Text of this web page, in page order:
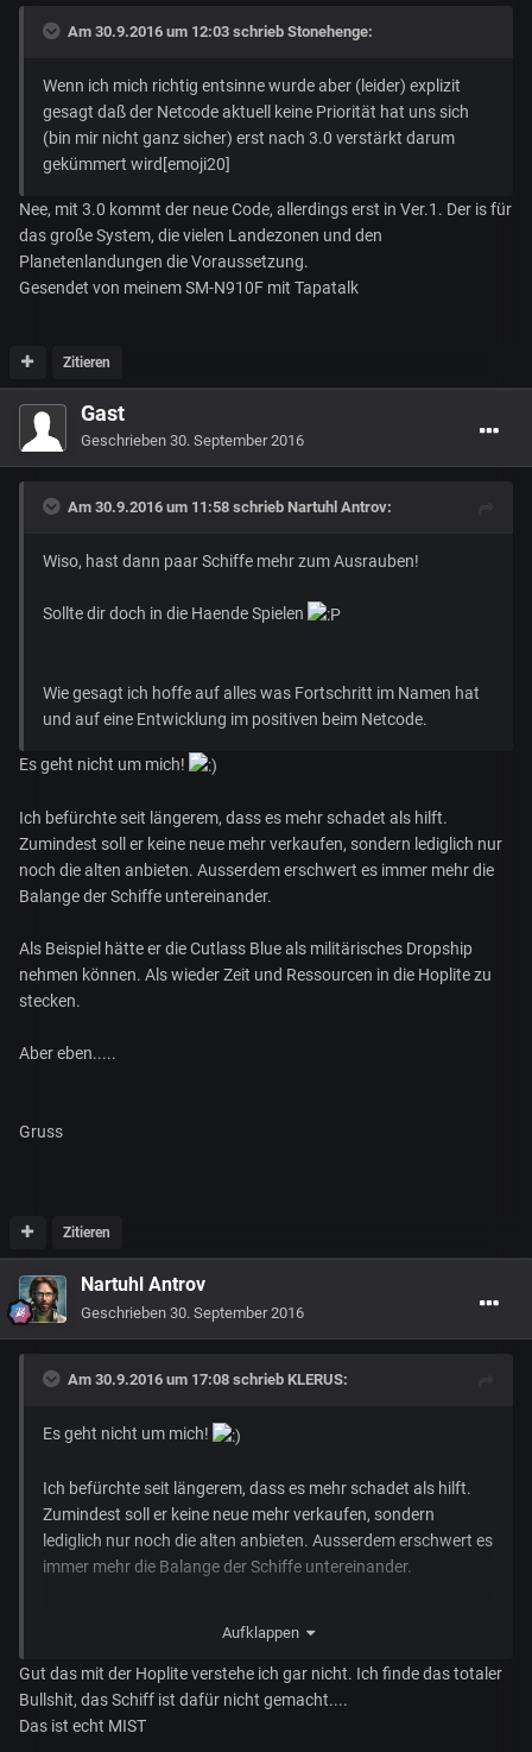
Am 30.9.2016 um 12:03 schrieb Stonehenge:
Wenn ich mich richtig entsinne wurde aber (leider) explizit
gesagt daß der Netcode aktuell keine Priorität hat uns sich
(bin mir nicht ganz sicher) erst nach 3.0 verstärkt darum
gekümmert wird[emoji20]
Nee, mit 3.0 kommt der neue Code, allerdings erst in Ver.1. Der is für
das große System, die vielen Landezonen und den
Planetenlandungen die Voraussetzung.
Gesendet von meinem SM-N910F mit Tapatalk
Zitieren
Gast
Geschrieben 30. September 2016
Am 30.9.2016 um 11:58 schrieb Nartuhl Antrov:
Wiso, hast dann paar Schiffe mehr zum Ausrauben!
Sollte dir doch in die Haende Spielen
Wie gesagt ich hoffe auf alles was Fortschritt im Namen hat
und auf eine Entwicklung im positiven beim Netcode.
Es geht nicht um mich!
Ich befürchte seit längerem, dass es mehr schadet als hilft.
Zumindest soll er keine neue mehr verkaufen, sondern lediglich nur
noch die alten anbieten. Ausserdem erschwert es immer mehr die
Balange der Schiffe untereinander.
Als Beispiel hätte er die Cutlass Blue als militärisches Dropship
nehmen können. Als wieder Zeit und Ressourcen in die Hoplite zu
stecken.
Aber eben.....
Gruss
Zitieren
Nartuhl Antrov
Geschrieben 30. September 2016
Am 30.9.2016 um 17:08 schrieb KLERUS:
Es geht nicht um mich!
Ich befürchte seit längerem, dass es mehr schadet als hilft.
Zumindest soll er keine neue mehr verkaufen, sondern
lediglich nur noch die alten anbieten. Ausserdem erschwert es
immer mehr die Balange der Schiffe untereinander.
militärisches Dropship nehmen können. Als wieder Zeit und
Ressourcen in die Hoplite zu stecken.
Aber eben.....
Aufklappen
Gut das mit der Hoplite verstehe ich gar nicht. Ich finde das totaler
Bullshit, das Schiff ist dafür nicht gemacht....
Das ist echt MIST